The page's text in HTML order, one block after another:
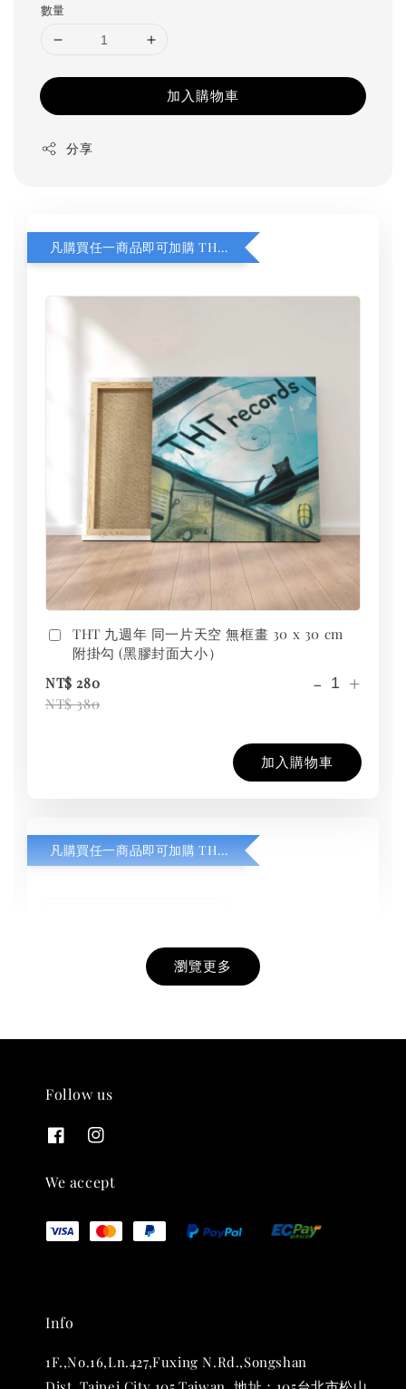
數量
加入購物車
分享
凡購買任一商品即可加購 THT 九週年 同一片天空 無框畫 30 x 30 cm 附掛勾 (黑膠封面大小）
THT 九週年 同一片天空 無框畫 30 x 30 cm
附掛勾 (黑膠封面大小）
NT$ 280
NT$ 380
- +
加入購物車
凡購買任一商品即可加購 THT 九週年紀念 T-shirt
THT 九週年紀念 T-shirt
NT$ 880
加入購物車
瀏覽更多
Follow us
We accept
Info
1F.,No.16,Ln.427,Fuxing N.Rd.,Songshan